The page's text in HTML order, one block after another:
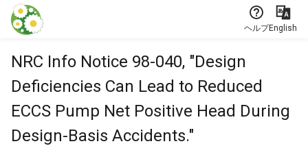
本文に飛ぶ
ヘルプEnglish
NRC Info Notice 98-040, "Design
Deficiencies Can Lead to Reduced
ECCS Pump Net Positive Head During
Design-Basis Accidents."